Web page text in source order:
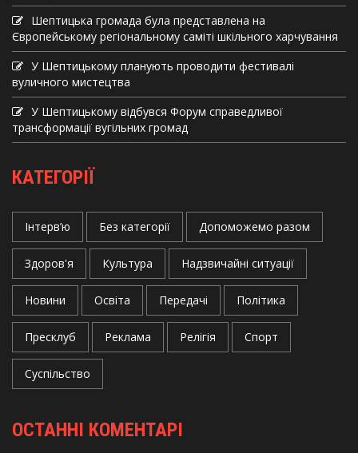
Шептицька громада була представлена на
Європейському регіональному саміті шкільного харчування
У Шептицькому планують проводити фестивалі
вуличного мистецтва
У Шептицькому відбувся Форум справедливої
трансформації вугільних громад
КАТЕГОРІЇ
Інтерв’ю Без категорії Допоможемо разом
Здоров'я Культура Надзвичайні ситуації
Новини Освіта Передачі Політика
Пресклуб Реклама Релігія Спорт
Суспільство
ОСТАННІ КОМЕНТАРІ